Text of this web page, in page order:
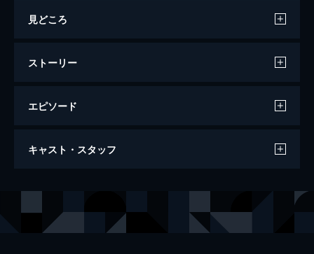
見どころ
ストーリー
エピソード
ＴＨＥ３名様
キャスト・スタッフ